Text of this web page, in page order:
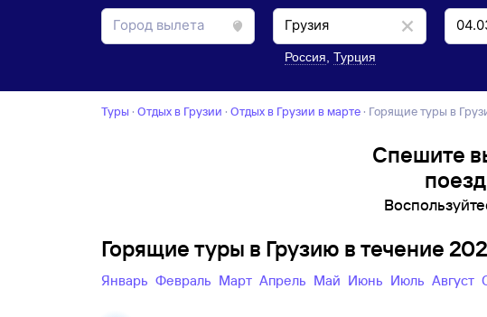
Россия Турция
Туры · Отдых в Грузии · отдых в Грузии в марте · Горящие туры в
Спешите
Горящие туры в Грузию в течение
Январь Февраль Март Апрель Май Июнь Июль Август